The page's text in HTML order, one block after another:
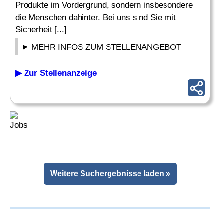
Produkte im Vordergrund, sondern insbesondere
die Menschen dahinter. Bei uns sind Sie mit
Sicherheit [...]
MEHR INFOS ZUM STELLENANGEBOT
▶ Zur Stellenanzeige
Weitere Suchergebnisse laden »